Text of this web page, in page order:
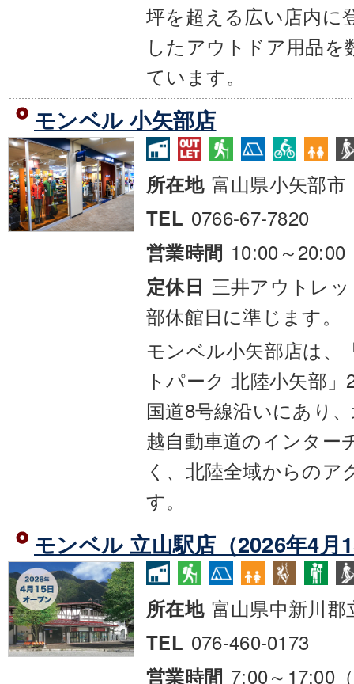
坪を超える広い店内に
したアウトドア用品
ています。
モンベル 小矢部店
所在地 富山県小矢部市
TEL 0766-67-7820
営業時間 10:00～20:00
定休日 三井アウトレ
部休館日に準じます。
モンベル小矢部店は、
トパーク 北陸小矢部
国道8号線沿いにあり
越自動車道のインター
く、北陸全域からのア
す。
モンベル 立山駅店（2026年4月
所在地 富山県中新川郡
TEL 076-460-0173
営業時間 7:00～17:00